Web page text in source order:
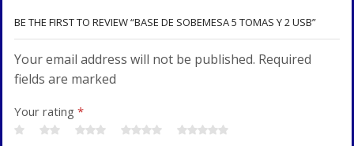
BE THE FIRST TO REVIEW “BASE DE SOBEMESA 5 TOMAS Y 2 USB”
Your email address will not be published. Required
fields are marked
Your rating *